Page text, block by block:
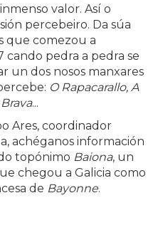
valor. Así o
percebeiro. Da súa
que comezou a
cando pedra a pedra se
un dos nosos manxares
O Rapacarallo, A
...
Ares, coordinador
achéganos información
topónimo Baiona, un
chegou a Galicia como
de Bayonne.